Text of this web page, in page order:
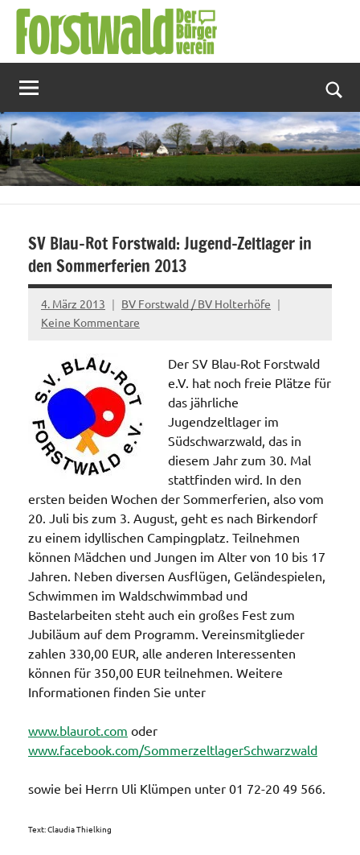
Zum
Inhalt
springen
SV Blau-Rot Forstwald: Jugend-Zeltlager in
den Sommerferien 2013
4. März 2013
BV Forstwald / BV Holterhöfe
Keine Kommentare
Der SV Blau-Rot Forstwald
e.V. hat noch freie Plätze für
das jährliche
Jugendzeltlager im
Südschwarzwald, das in
diesem Jahr zum 30. Mal
stattfinden wird. In den
ersten beiden Wochen der Sommerferien, also vom
20. Juli bis zum 3. August, geht es nach Birkendorf
zu einem idyllischen Campingplatz. Teilnehmen
können Mädchen und Jungen im Alter von 10 bis 17
Jahren. Neben diversen Ausflügen, Geländespielen,
Schwimmen im Waldschwimmbad und
Bastelarbeiten steht auch ein großes Fest zum
Jubiläum auf dem Programm. Vereinsmitglieder
zahlen 330,00 EUR, alle anderen Interessenten
können für 350,00 EUR teilnehmen. Weitere
Informationen finden Sie unter
www.blaurot.com oder
www.facebook.com/SommerzeltlagerSchwarzwald
sowie bei Herrn Uli Klümpen unter 01 72-20 49 566.
Text: Claudia Thielking